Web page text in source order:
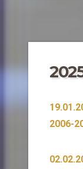
2006-